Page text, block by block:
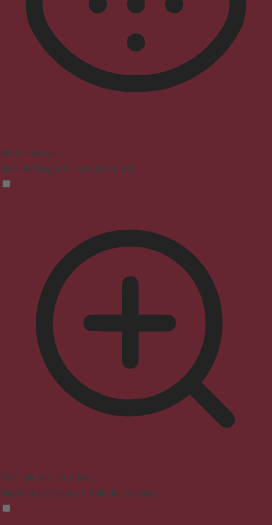
Mode malvoyant
Améliore l'aspect visuel du site web
Profil sûr pour les crises
Supprime les flashs et réduit les couleurs